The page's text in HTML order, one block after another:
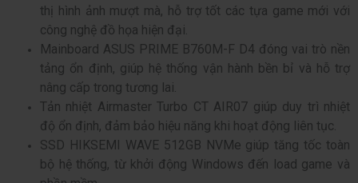
thị hình ảnh mượt mà, hỗ trợ tốt các tựa game mới với
công nghệ đồ họa hiện đại.
Mainboard ASUS PRIME B760M-F D4 đóng vai trò nền
tảng ổn định, giúp hệ thống vận hành bền bỉ và hỗ trợ
nâng cấp trong tương lai.
Tản nhiệt Airmaster Turbo CT AIR07 giúp duy trì nhiệt
độ ổn định, đảm bảo hiệu năng khi hoạt động liên tục.
SSD HIKSEMI WAVE 512GB NVMe giúp tăng tốc toàn
bộ hệ thống, từ khởi động Windows đến load game và